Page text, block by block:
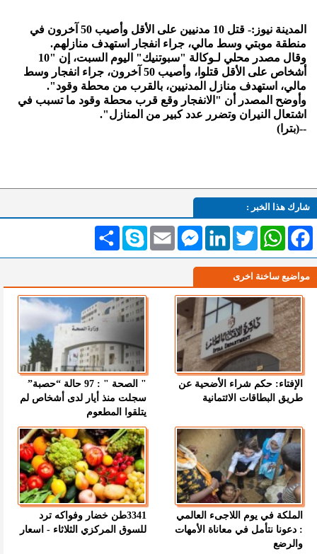
المدينة نيوز:- قتل 10 مدنيين على الأقل وأصيب 50 آخرون في
منطقة موبتي وسط مالي، جراء انفجار استهدف منازلهم.
وقال مصدر محلي لـوكالة "سبوتنيك" اليوم السبت، إن "10
أشخاص على الأقل قتلوا، وأصيب 50 آخرون، جراء انفجار وسط
مالي، استهدف منازل المدنيين، بالقرب من محطة وقود".
وأوضح المصدر أن "الانفجار وقع قرب محطة وقود ما تسبب في
اشتعال النيران وتضرر عدد كبير من المنازل".
--(بترا)
شارك هذا الخبر :
انشر Skype Email
MessengerLinkedInTwitterWhatsAppFacebook
مواضيع ساخنة اخرى
الإفتاء: حكم شراء الأضحية عن
طريق البطاقات الائتمانية
" الصحة " : 97 حالة “حصبة”
سجلت منذ أيار لدى أشخاص لم
يتلقوا المطعوم
الملكة في يوم اللاجىء العالمي
: دعونا نتأمل في معاناة الأمهات
والرضع
3341طن خضار وفواكه ترد
للسوق المركزي الثلاثاء - اسعار